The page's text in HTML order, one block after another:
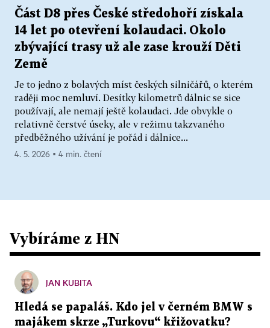
Část D8 přes České středohoří získala
14 let po otevření kolaudaci. Okolo
zbývající trasy už ale zase krouží Děti
Země
Je to jedno z bolavých míst českých silničářů, o kterém
raději moc nemluví. Desítky kilometrů dálnic se sice
používají, ale nemají ještě kolaudaci. Jde obvykle o
relativně čerstvé úseky, ale v režimu takzvaného
předběžného užívání je pořád i dálnice...
4. 5. 2026 ▪ 4 min. čtení
Vybíráme z HN
JAN KUBITA
Hledá se papaláš. Kdo jel v černém BMW s
majákem skrze „Turkovu“ křižovatku?